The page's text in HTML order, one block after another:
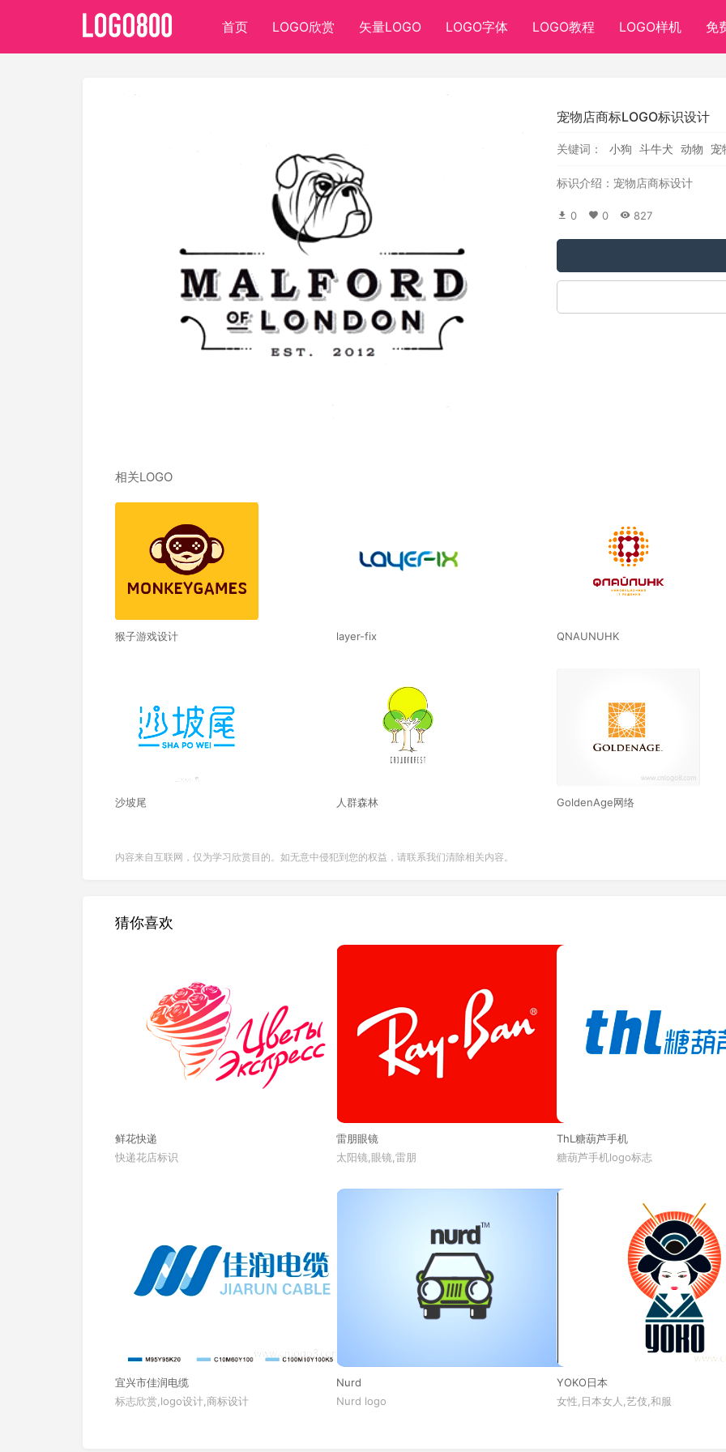
首页 LOGO欣赏 矢量LOGO LOGO字体 LOGO教程 LOGO样机 免
宠物店商标LOGO标识设计
关键词： 小狗 斗牛犬 动物 宠
标识介绍：宠物店商标设计
0 0 827
相关LOGO
猴子游戏设计 layer-fix QNAUNUHK
沙坡尾 人群森林 GoldenAge网络
内容来自互联网，仅为学习欣赏目的。如无意中侵犯到您的权益，请联系我们清除相关内容。
猜你喜欢
鲜花快递
快递花店标识
雷朋眼镜
太阳镜,眼镜,雷朋
ThL糖葫芦手机
糖葫芦手机logo标志
宜兴市佳润电缆
标志欣赏,logo设计,商标设计
Nurd
Nurd logo
YOKO日本
女性,日本女人,艺伎,和服